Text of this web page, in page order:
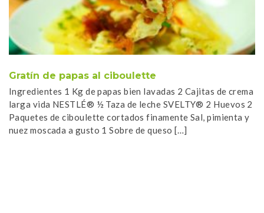
Gratín de papas al ciboulette
Ingredientes 1 Kg de papas bien lavadas 2 Cajitas de crema
larga vida NESTLÉ® ½ Taza de leche SVELTY® 2 Huevos 2
Paquetes de ciboulette cortados finamente Sal, pimienta y
nuez moscada a gusto 1 Sobre de queso […]